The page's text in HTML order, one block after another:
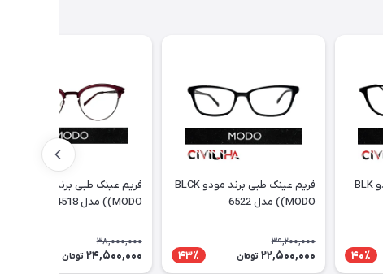
فریم عینک طبی برند مودو BLK
40٪
فریم عینک طبی برند مودو BLCK
(MODO) مدل 6522
39,200,000
22,500,000 تومان 43٪
(MODO) مدل 4518
38,000,000
24,500,000 تومان